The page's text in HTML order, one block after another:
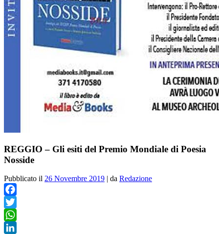
REGGIO – Gli esiti del Premio Mondiale di Poesia
Nosside
Pubblicato il 26 Novembre 2019 | da Redazione
Facebook
Twitter
WhatsApp